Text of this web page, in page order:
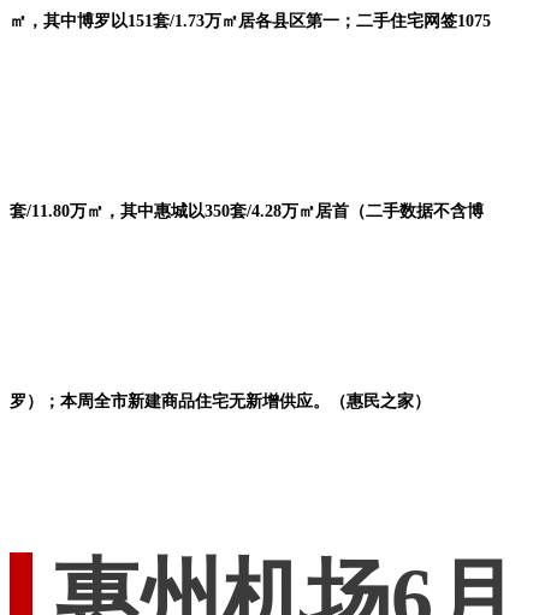
㎡，其中博罗以151套/1.73万㎡居各县区第一；二手住宅网签1075
套/11.80万㎡，其中惠城以350套/4.28万㎡居首（二手数据不含博
罗）；本周全市新建商品住宅无新增供应。（惠民之家）